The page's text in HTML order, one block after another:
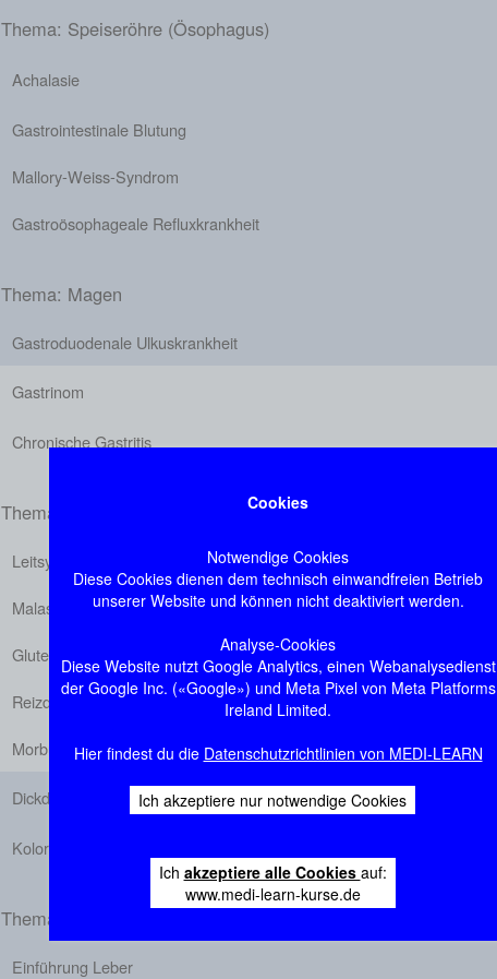
Cookies
Notwendige Cookies
Diese Cookies dienen dem technisch einwandfreien Betrieb
unserer Website und können nicht deaktiviert werden.
Analyse-Cookies
Diese Website nutzt Google Analytics, einen Webanalysedienst
der Google Inc. («Google») und Meta Pixel von Meta Platforms
Ireland Limited.
Hier findest du die Datenschutzrichtlinien von MEDI-LEARN
Ich akzeptiere nur notwendige Cookies
Ich akzeptiere alle Cookies auf:
www.medi-learn-kurse.de
Thema: Speiseröhre (Ösophagus)
Achalasie
Gastrointestinale Blutung
Mallory-Weiss-Syndrom
Gastroösophageale Refluxkrankheit
Thema: Magen
Gastroduodenale Ulkuskrankheit
Gastrinom
Chronische Gastritis
Thema: Dünn- und Dickdarm
Leitsymptome
Malassimilation
Glutensensitive Enteropathie
Reizdarmsyndrom
Morbus Crohn und Colitis ulcerosa
Dickdarmpolypen
Kolorektale Karzinome
Thema: Leber
Einführung Leber